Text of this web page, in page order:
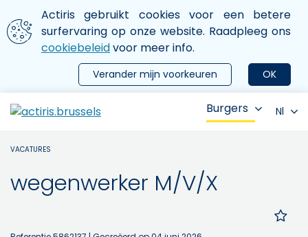
Aller au contenu principal
We gebruiken cookies
Actiris gebruikt cookies voor een betere
surfervaring op onze website. Raadpleeg ons
cookiebeleidvoor meer info.
OK
Verander mijn voorkeuren
le menu
Burgers Nl
VACATURES
wegenwerker M/V/X